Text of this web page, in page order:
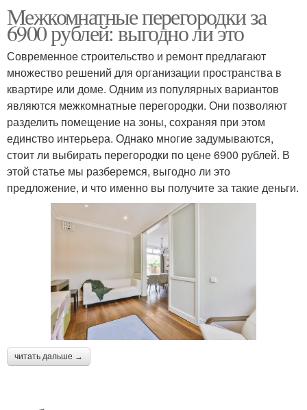
Межкомнатные перегородки за
6900 рублей: выгодно ли это
Современное строительство и ремонт предлагают
множество решений для организации пространства в
квартире или доме. Одним из популярных вариантов
являются межкомнатные перегородки. Они позволяют
разделить помещение на зоны, сохраняя при этом
единство интерьера. Однако многие задумываются,
стоит ли выбирать перегородки по цене 6900 рублей. В
этой статье мы разберемся, выгодно ли это
предложение, и что именно вы получите за такие деньги.
читать дальше →